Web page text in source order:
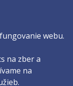
v Trnave
webu.
na zber a
na